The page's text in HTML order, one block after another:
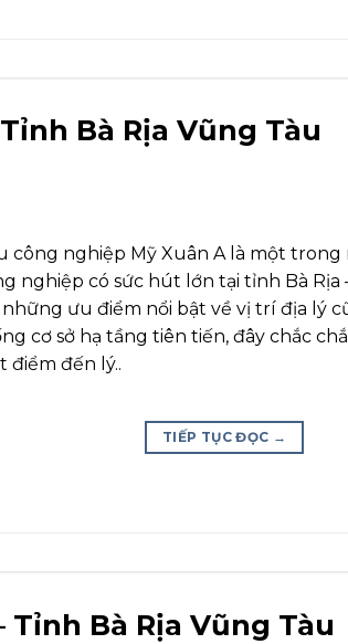
Bà Rịa Vũng Tàu
công nghiệp Mỹ Xuân A là một
nghiệp có sức hút lớn tại tỉnh Bà Rịa
những ưu điểm nổi bật về vị trí địa lý
cơ sở hạ tầng tiên tiến, đây chắc
điểm đến lý..
TIẾP TỤC ĐỌC →
Bà Rịa Vũng Tàu